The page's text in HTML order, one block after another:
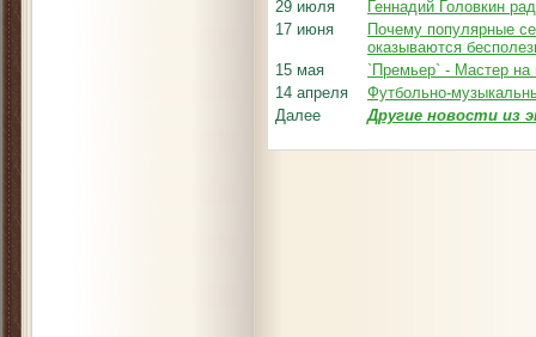
29 июля
Геннадий Головкин
17 июня
Почему популярные
оказываются
15 мая
`Премьер` - Мастер на
14 апреля
Футбольно-
Далее
Другие новости из